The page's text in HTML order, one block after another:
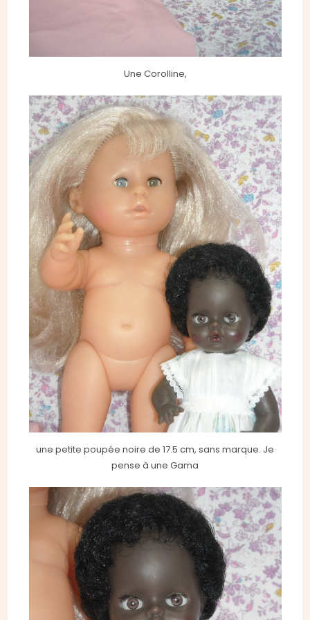
Une Corolline,
une petite poupée noire de 17.5 cm, sans marque. Je
pense à une Gama